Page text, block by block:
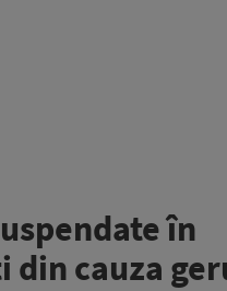
în
din cauza